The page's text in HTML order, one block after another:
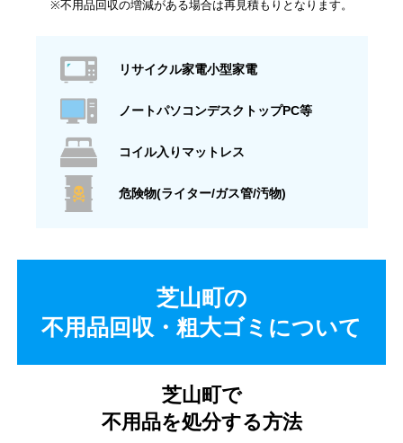
※不用品回収の増減がある場合は再見積もりとなります。
リサイクル家電小型家電
ノートパソコンデスクトップPC等
コイル入りマットレス
危険物(ライター/ガス管/汚物)
芝山町の
不用品回収・粗大ゴミについて
芝山町で
不用品を処分する方法